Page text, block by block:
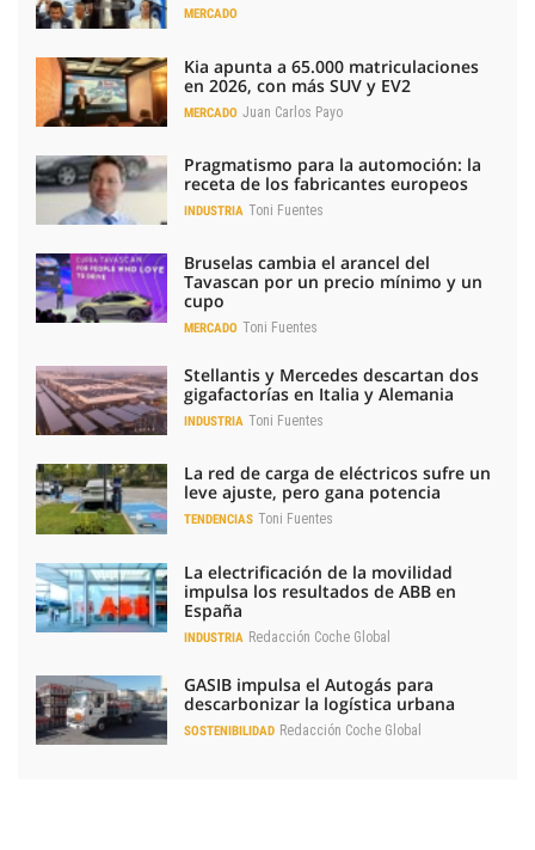
MERCADO
Kia apunta a 65.000 matriculaciones
en 2026, con más SUV y EV2
MERCADO Juan Carlos Payo
Pragmatismo para la automoción: la
receta de los fabricantes europeos
INDUSTRIA Toni Fuentes
Bruselas cambia el arancel del
Tavascan por un precio mínimo y un
cupo
MERCADO Toni Fuentes
Stellantis y Mercedes descartan dos
gigafactorías en Italia y Alemania
INDUSTRIA Toni Fuentes
La red de carga de eléctricos sufre un
leve ajuste, pero gana potencia
TENDENCIAS Toni Fuentes
La electrificación de la movilidad
impulsa los resultados de ABB en
España
INDUSTRIA Redacción Coche Global
GASIB impulsa el Autogás para
descarbonizar la logística urbana
SOSTENIBILIDAD Redacción Coche Global